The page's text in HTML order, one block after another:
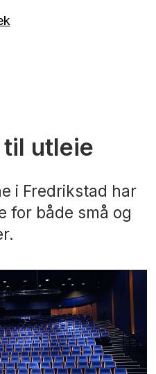
utleie
i Fredrikstad har
for både små og